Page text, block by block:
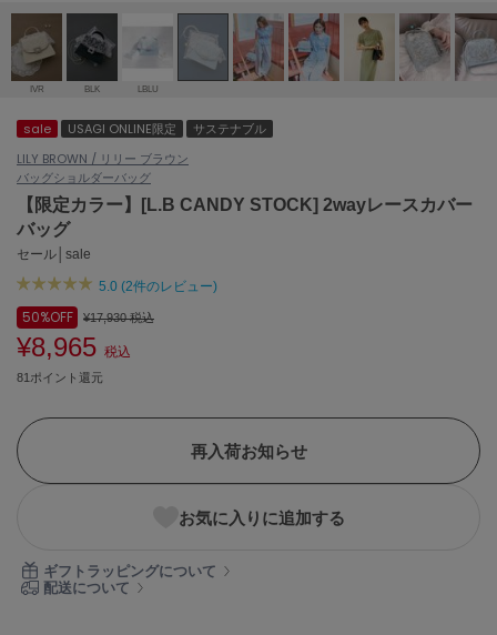
/ランジェリー (127)
ェア (121)
(124)
アモマ
ánuans
アニュアンス
ànuke
アンヌーク
ASICS
アシックス
Ballelite
バレリット
BANDOLIER
Barbour
バブアー
Beyond Closet
Calvin Klein
カルバン・クライン
IVR BLK LBLU
sale USAGI ONLINE限定
サステナブル
LILY BROWN / リリー ブラウン
バッグショルダーバッグ
【限定カラー】[L.B CANDY STOCK] 2wayレースカバー
バッグ
セール│sale
5.0 (2件のレビュー)
50%OFF ¥17,930税込
¥8,965 税込
81ポイント還元
再入荷お知らせ
お気に入りに追加する
ギフトラッピングについて
配送について